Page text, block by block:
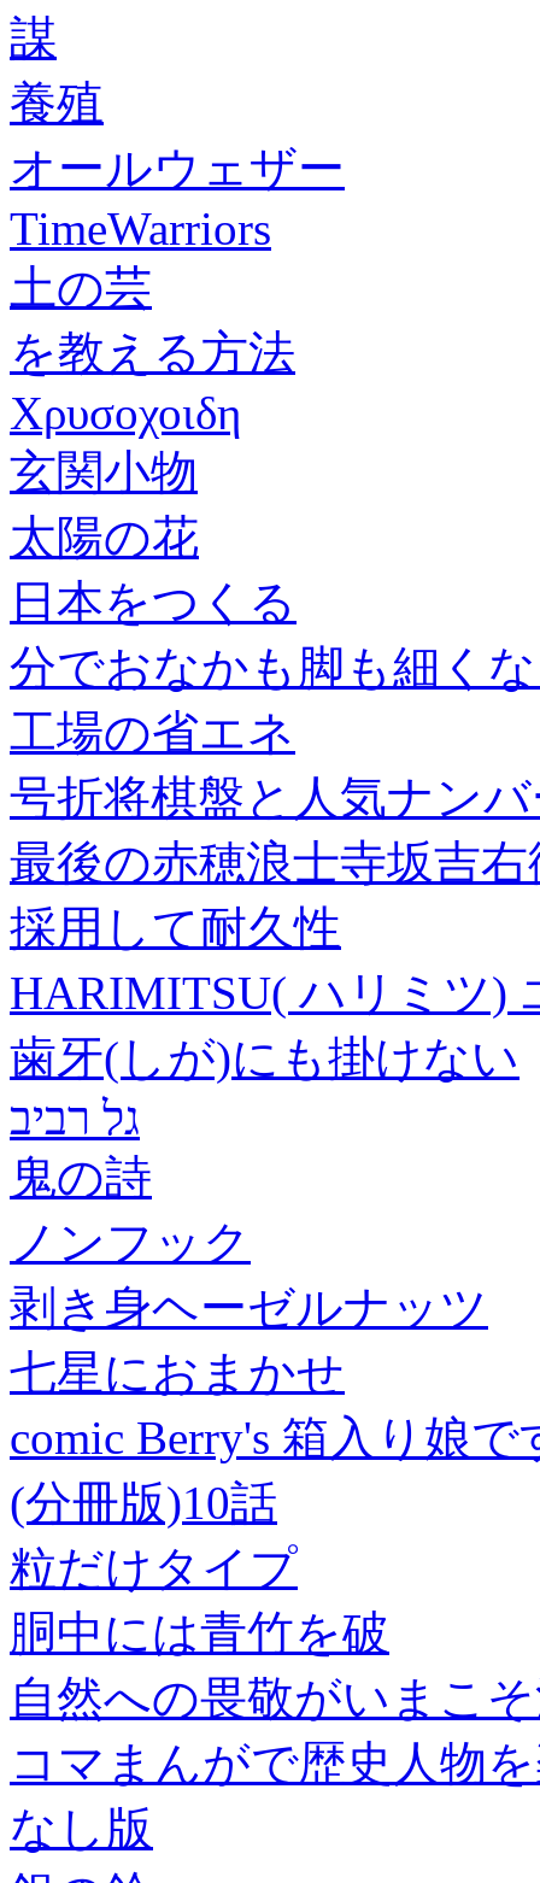
謀
養殖
オールウェザー
TimeWarriors
土の芸
を教える方法
Χρυσοχοιδη
玄関小物
太陽の花
日本をつくる
分でおなかも脚も細く
工場の省エネ
号折将棋盤と人気ナン
最後の赤穂浪士寺坂吉右
採用して耐久性
HARIMITSU( ハリミツ)
歯牙(しが)にも掛けない
גל רביב
鬼の詩
ノンフック
剥き身ヘーゼルナッツ
七星におまかせ
comic Berry's 箱入り娘
(分冊版)10話
粒だけタイプ
胴中には青竹を破
自然への畏敬がいまこ
コマまんがで歴史人物
なし版